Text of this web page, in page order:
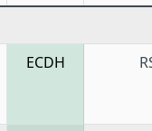
ECDH